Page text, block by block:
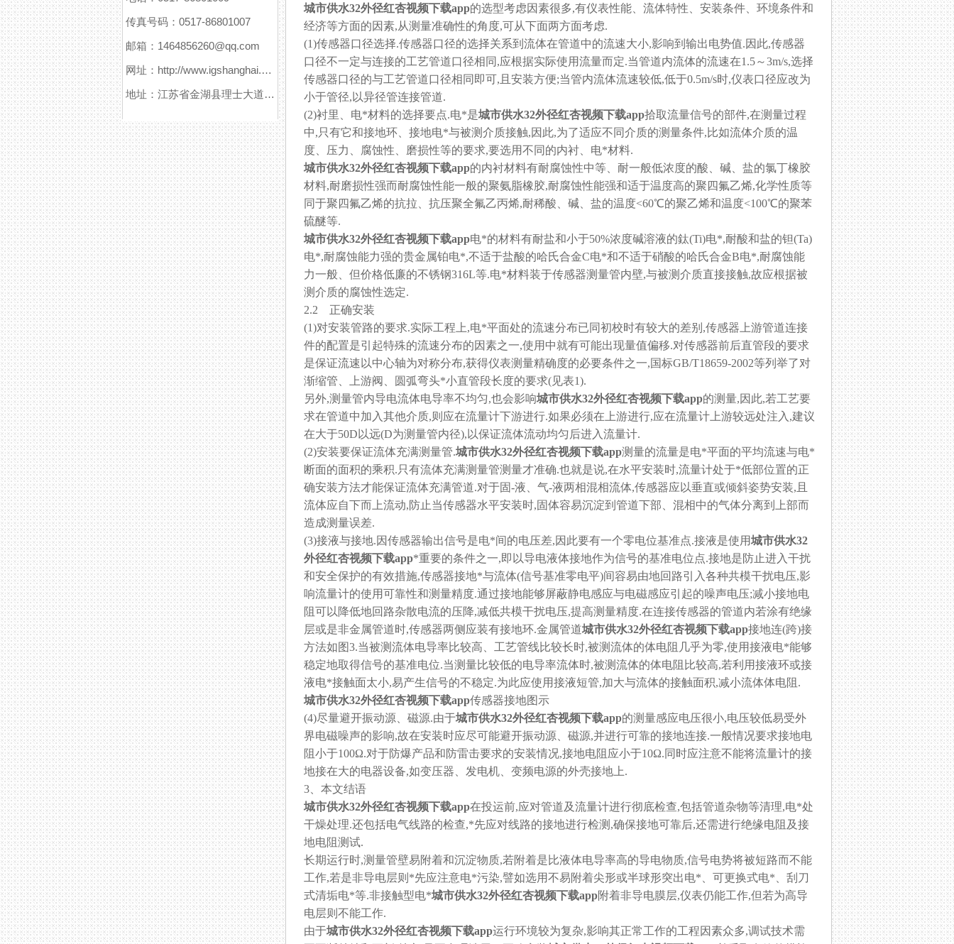
传真号码：0517-86801007
邮箱：1464856260@qq.com
网址：http://www.igshanghai.com
地址：江苏省金湖县理士大道61号
城市供水32外径红杏视频下载app的选型考虑因素很多,有仪表性能、流体特性、安装条件、环境条件和
经济等方面的因素,从测量准确性的角度,可从下面两方面考虑.
(1)传感器口径选择.传感器口径的选择关系到流体在管道中的流速大小,影响到输出电势值.因此,传感器
口径不一定与连接的工艺管道口径相同,应根据实际使用流量而定.当管道内流体的流速在1.5～3m/s,选择
传感器口径的与工艺管道口径相同即可,且安装方便;当管内流体流速较低,低于0.5m/s时,仪表口径应改为
小于管径,以异径管连接管道.
(2)衬里、电*材料的选择要点.电*是城市供水32外径红杏视频下载app拾取流量信号的部件,在测量过程
中,只有它和接地环、接地电*与被测介质接触,因此,为了适应不同介质的测量条件,比如流体介质的温
度、压力、腐蚀性、磨损性等的要求,要选用不同的内衬、电*材料.
城市供水32外径红杏视频下载app的内衬材料有耐腐蚀性中等、耐一般低浓度的酸、碱、盐的氯丁橡胶
材料,耐磨损性强而耐腐蚀性能一般的聚氨脂橡胶,耐腐蚀性能强和适于温度高的聚四氟乙烯,化学性质等
同于聚四氟乙烯的抗拉、抗压聚全氟乙丙烯,耐稀酸、碱、盐的温度<60℃的聚乙烯和温度<100℃的聚苯
硫醚等.
城市供水32外径红杏视频下载app电*的材料有耐盐和小于50%浓度碱溶液的鈦(Ti)电*,耐酸和盐的钽(Ta)
电*,耐腐蚀能力强的贵金属铂电*,不适于盐酸的哈氏合金C电*和不适于硝酸的哈氏合金B电*,耐腐蚀能
力一般、但价格低廉的不锈钢316L等.电*材料装于传感器测量管内壁,与被测介质直接接触,故应根据被
测介质的腐蚀性选定.
2.2 正确安装
(1)对安装管路的要求.实际工程上,电*平面处的流速分布已同初校时有较大的差别,传感器上游管道连接
件的配置是引起特殊的流速分布的因素之一,使用中就有可能出现量值偏移.对传感器前后直管段的要求
是保证流速以中心轴为对称分布,获得仪表测量精确度的必要条件之一,国标GB/T18659-2002等列举了对
渐缩管、上游阀、圆弧弯头*小直管段长度的要求(见表1).
另外,测量管内导电流体电导率不均匀,也会影响城市供水32外径红杏视频下载app的测量,因此,若工艺要
求在管道中加入其他介质,则应在流量计下游进行.如果必须在上游进行,应在流量计上游较远处注入,建议
在大于50D以远(D为测量管内径),以保证流体流动均匀后进入流量计.
(2)安装要保证流体充满测量管.城市供水32外径红杏视频下载app测量的流量是电*平面的平均流速与电*
断面的面积的乘积.只有流体充满测量管测量才准确.也就是说,在水平安装时,流量计处于*低部位置的正
确安装方法才能保证流体充满管道.对于固-液、气-液两相混相流体,传感器应以垂直或倾斜姿势安装,且
流体应自下而上流动,防止当传感器水平安装时,固体容易沉淀到管道下部、混相中的气体分离到上部而
造成测量误差.
(3)接液与接地.因传感器输出信号是电*间的电压差,因此要有一个零电位基准点.接液是使用城市供水32
外径红杏视频下载app*重要的条件之一,即以导电液体接地作为信号的基准电位点.接地是防止进入干扰
和安全保护的有效措施,传感器接地*与流体(信号基准零电平)间容易由地回路引入各种共模干扰电压,影
响流量计的使用可靠性和测量精度.通过接地能够屏蔽静电感应与电磁感应引起的噪声电压;减小接地电
阻可以降低地回路杂散电流的压降,减低共模干扰电压,提高测量精度.在连接传感器的管道内若涂有绝缘
层或是非金属管道时,传感器两侧应装有接地环.金属管道城市供水32外径红杏视频下载app接地连(跨)接
方法如图3.当被测流体电导率比较高、工艺管线比较长时,被测流体的体电阻几乎为零,使用接液电*能够
稳定地取得信号的基准电位.当测量比较低的电导率流体时,被测流体的体电阻比较高,若利用接液环或接
液电*接触面太小,易产生信号的不稳定.为此应使用接液短管,加大与流体的接触面积,减小流体体电阻.
城市供水32外径红杏视频下载app传感器接地图示
(4)尽量避开振动源、磁源.由于城市供水32外径红杏视频下载app的测量感应电压很小,电压较低易受外
界电磁噪声的影响,故在安装时应尽可能避开振动源、磁源,并进行可靠的接地连接.一般情况要求接地电
阻小于100Ω.对于防爆产品和防雷击要求的安装情况,接地电阻应小于10Ω.同时应注意不能将流量计的接
地接在大的电器设备,如变压器、发电机、变频电源的外壳接地上.
3、本文结语
城市供水32外径红杏视频下载app在投运前,应对管道及流量计进行彻底检查,包括管道杂物等清理,电*处
干燥处理.还包括电气线路的检查,*先应对线路的接地进行检测,确保接地可靠后,还需进行绝缘电阻及接
地电阻测试.
长期运行时,测量管壁易附着和沉淀物质,若附着是比液体电导率高的导电物质,信号电势将被短路而不能
工作,若是非导电层则*先应注意电*污染,譬如选用不易附着尖形或半球形突出电*、可更换式电*、刮刀
式清垢电*等.非接触型电*城市供水32外径红杏视频下载app附着非导电膜层,仪表仍能工作,但若为高导
电层则不能工作.
由于城市供水32外径红杏视频下载app运行环境较为复杂,影响其正常工作的工程因素众多,调试技术需